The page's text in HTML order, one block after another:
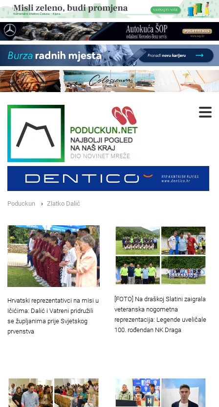
Poduckun Zlatko Dalić
Hrvatski reprezentativci na misi u
Ičićima: Dalić i Vatreni pridružili
se župljanima prije Svjetskog
prvenstva
[FOTO] Na draškoj Slatini zaigrala
veteranska nogometna
reprezentacija: Legende uveličale
100. rođendan NK Draga